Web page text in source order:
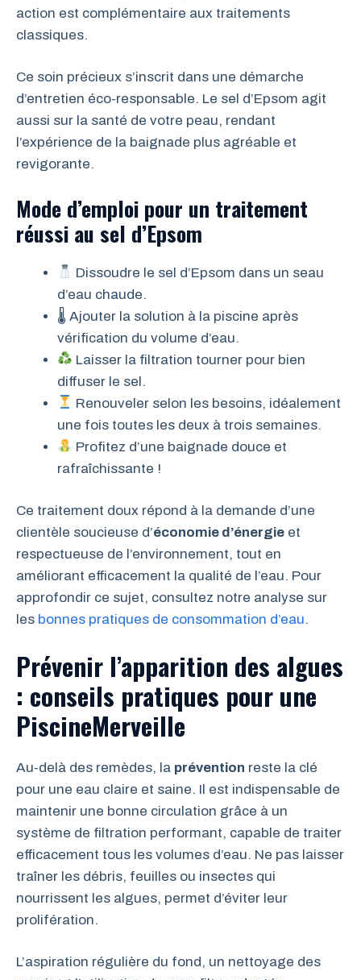
action est complémentaire aux traitements
classiques.
Ce soin précieux s’inscrit dans une démarche
d’entretien éco-responsable. Le sel d’Epsom agit
aussi sur la santé de votre peau, rendant
l’expérience de la baignade plus agréable et
revigorante.
Mode d’emploi pour un traitement
réussi au sel d’Epsom
Dissoudre le sel d’Epsom dans un seau
d’eau chaude.
🌡 Ajouter la solution à la piscine après
vérification du volume d’eau.
Laisser la filtration tourner pour bien
diffuser le sel.
Renouveler selon les besoins, idéalement
une fois toutes les deux à trois semaines.
Profitez d’une baignade douce et
rafraîchissante !
Ce traitement doux répond à la demande d’une
clientèle soucieuse d’économie d’énergie et
respectueuse de l’environnement, tout en
améliorant efficacement la qualité de l’eau. Pour
approfondir ce sujet, consultez notre analyse sur
les bonnes pratiques de consommation d’eau.
Prévenir l’apparition des algues
: conseils pratiques pour une
PiscineMerveille
Au-delà des remèdes, la prévention reste la clé
pour une eau claire et saine. Il est indispensable de
maintenir une bonne circulation grâce à un
système de filtration performant, capable de traiter
efficacement tous les volumes d’eau. Ne pas laisser
traîner les débris, feuilles ou insectes qui
nourrissent les algues, permet d’éviter leur
prolifération.
L’aspiration régulière du fond, un nettoyage des